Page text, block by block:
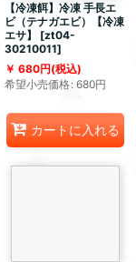
【冷凍餌】冷凍 手長エ
ビ（テナガエビ）【冷凍
エサ】
[zt04-
30210011]
680円(税込)
希望小売価格: 680円
カートに入れる